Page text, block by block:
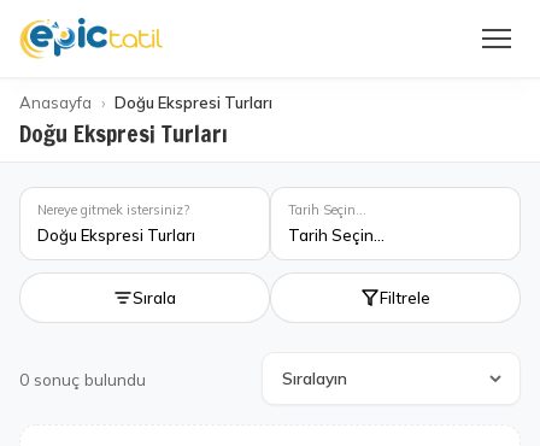
Anasayfa Doğu Ekspresi Turları
Doğu Ekspresi Turları
Nereye gitmek istersiniz?
Doğu Ekspresi Turları
Tarih Seçin...
Tarih Seçin...
Sırala Filtrele
0 sonuç bulundu